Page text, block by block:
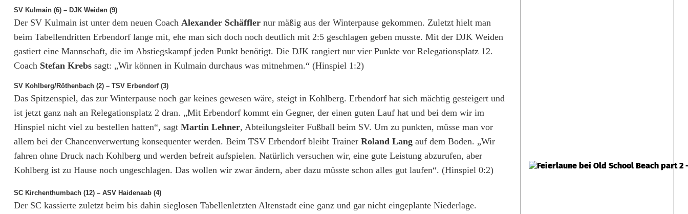
N
o
r
d
:
T
S
V
E
r
b
SV Kulmain (6) – DJK Weiden (9)
Der SV Kulmain ist unter dem neuen Coach Alexander Schäffler nur mäßig aus der Winterpause gekommen. Zuletzt hielt man
beim Tabellendritten Erbendorf lange mit, ehe man sich doch noch deutlich mit 2:5 geschlagen geben musste. Mit der DJK Weiden
gastiert eine Mannschaft, die im Abstiegskampf jeden Punkt benötigt. Die DJK rangiert nur vier Punkte vor Relegationsplatz 12.
Coach Stefan Krebs sagt: „Wir können in Kulmain durchaus was mitnehmen.“ (Hinspiel 1:2)
SV Kohlberg/Röthenbach (2) – TSV Erbendorf (3)
Das Spitzenspiel, das zur Winterpause noch gar keines gewesen wäre, steigt in Kohlberg. Erbendorf hat sich mächtig gesteigert und
ist jetzt ganz nah an Relegationsplatz 2 dran. „Mit Erbendorf kommt ein Gegner, der einen guten Lauf hat und bei dem wir im
Hinspiel nicht viel zu bestellen hatten“, sagt Martin Lehner, Abteilungsleiter Fußball beim SV. Um zu punkten, müsse man vor
allem bei der Chancenverwertung konsequenter werden. Beim TSV Erbendorf bleibt Trainer Roland Lang auf dem Boden. „Wir
fahren ohne Druck nach Kohlberg und werden befreit aufspielen. Natürlich versuchen wir, eine gute Leistung abzurufen, aber
Kohlberg ist zu Hause noch ungeschlagen. Das wollen wir zwar ändern, aber dazu müsste schon alles gut laufen“. (Hinspiel 0:2)
SC Kirchenthumbach (12) – ASV Haidenaab (4)
Der SC kassierte zuletzt beim bis dahin sieglosen Tabellenletzten Altenstadt eine ganz und gar nicht eingeplante Niederlage.